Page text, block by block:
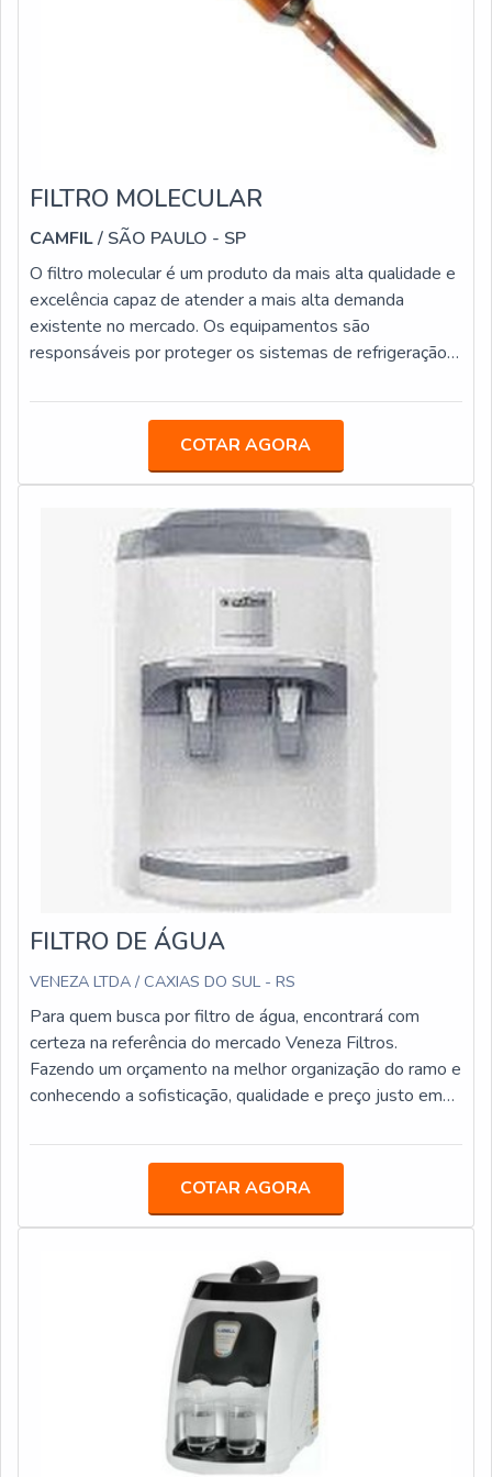
FILTRO MOLECULAR
CAMFIL/ SÃO PAULO - SP
O filtro molecular é um produto da mais alta qualidade e
excelência capaz de atender a mais alta demanda
existente no mercado. Os equipamentos são
responsáveis por proteger os sistemas de refrigeração e
sólidas e os ácidos. Com a eliminação destes tipos de
contra qualquer tipo de dano que pode
ocorrer.VANTAGENS FUNDAMENTAIS SOBRE O
PRODUTOAs peneiras moleculares são partes
encontradas dentro do
COTAR AGORA
FILTRO DE ÁGUA
VENEZA LTDA / CAXIAS DO SUL - RS
Para quem busca por filtro de água, encontrará com
certeza na referência do mercado Veneza Filtros.
Fazendo um orçamento na melhor organização do ramo e
conhecendo a sofisticação, qualidade e preço justo em
DE ÁGUAQuem quer achar filtro de água em uma
empresa tem em seu escopo bebedouro stilo hermético
e mangueiras atóxicas, oferecendo sempre a melhor
em filtro de água, mais do que visar apenas lucratividade,
deve oferecer produtos e serviços que tenham ótima
qualidade e assertividade, pontos importantes que ficam
de fora no planejamento de empresas que visam apenas
o lucro, deixando a desejar nos outros fatores.É
importante lembrar que o produto deve sempre ser
adquirido com empresas especializadas no segmento.
Esse tipo de cuidado ajuda a garantir a qualidade e
COTAR AGORA